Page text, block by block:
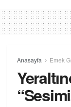
Anasayfa Emek